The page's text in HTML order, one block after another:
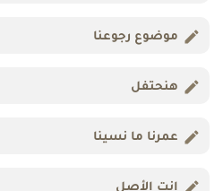
موضوع رجوعنا
هنحتفل
عمرنا ما نسينا
إنت الأصل